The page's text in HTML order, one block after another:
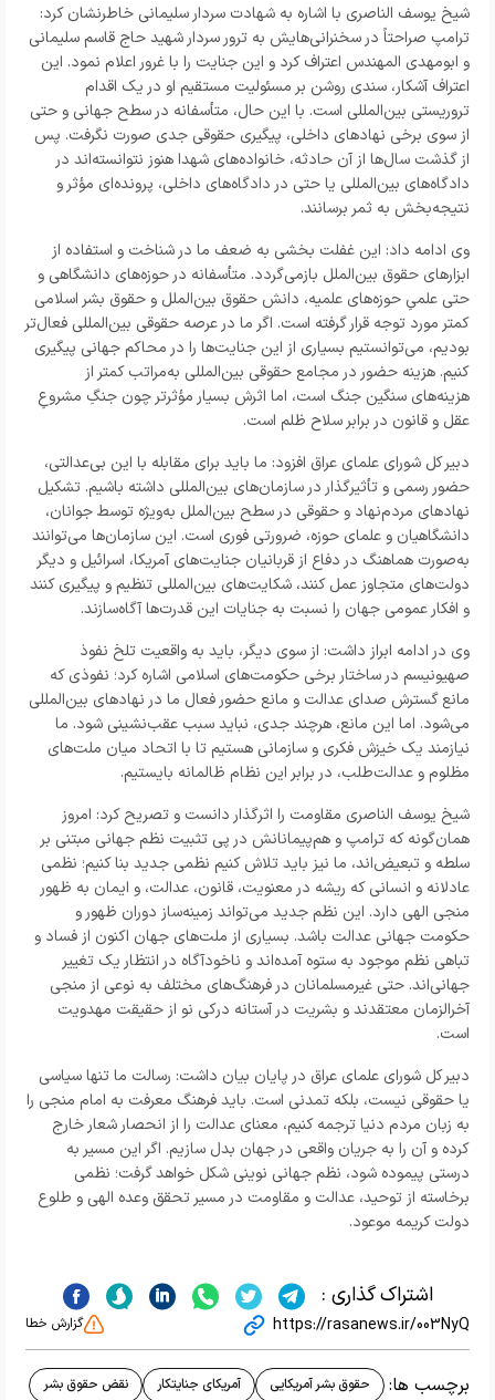
شیخ یوسف الناصری با اشاره به شهادت سردار سلیمانی خاطرنشان کرد:
ترامپ صراحتاً در سخنرانی‌هایش به ترور سردار شهید حاج قاسم سلیمانی
و ابومهدی المهندس اعتراف کرد و این جنایت را با غرور اعلام نمود. این
اعتراف آشکار، سندی روشن بر مسئولیت مستقیم او در یک اقدام
تروریستی بین‌المللی است. با این حال، متأسفانه در سطح جهانی و حتی
از سوی برخی نهادهای داخلی، پیگیری حقوقی جدی صورت نگرفت. پس
از گذشت سال‌ها از آن حادثه، خانواده‌های شهدا هنوز نتوانسته‌اند در
دادگاه‌های بین‌المللی یا حتی در دادگاه‌های داخلی، پرونده‌ای مؤثر و
نتیجه‌بخش به ثمر برسانند.
وی ادامه داد: این غفلت بخشی به ضعف ما در شناخت و استفاده از
ابزارهای حقوق بین‌الملل بازمی‌گردد. متأسفانه در حوزه‌های دانشگاهی و
حتی علمیِ حوزه‌های علمیه، دانش حقوق بین‌الملل و حقوق بشر اسلامی
کمتر مورد توجه قرار گرفته است. اگر ما در عرصه حقوقی بین‌المللی فعال‌تر
بودیم، می‌توانستیم بسیاری از این جنایت‌ها را در محاکم جهانی پیگیری
کنیم. هزینه حضور در مجامع حقوقی بین‌المللی به‌مراتب کمتر از
هزینه‌های سنگین جنگ است، اما اثرش بسیار مؤثرتر چون جنگِ مشروعِ
عقل و قانون در برابر سلاح ظلم است.
دبیر کل شورای علمای عراق افزود: ما باید برای مقابله با این بی‌عدالتی،
حضور رسمی و تأثیرگذار در سازمان‌های بین‌المللی داشته باشیم. تشکیل
نهادهای مردم‌نهاد و حقوقی در سطح بین‌الملل به‌ویژه توسط جوانان،
دانشگاهیان و علمای حوزه، ضرورتی فوری است. این سازمان‌ها می‌توانند
به‌صورت هماهنگ در دفاع از قربانیان جنایت‌های آمریکا، اسرائیل و دیگر
دولت‌های متجاوز عمل کنند، شکایت‌های بین‌المللی تنظیم و پیگیری کنند
و افکار عمومی جهان را نسبت به جنایات این قدرت‌ها آگاه‌سازند.
وی در ادامه ابراز داشت: از سوی دیگر، باید به واقعیت تلخ نفوذ
صهیونیسم در ساختار برخی حکومت‌های اسلامی اشاره کرد؛ نفوذی که
مانع گسترش صدای عدالت و مانع حضور فعال ما در نهادهای بین‌المللی
می‌شود. اما این مانع، هرچند جدی، نباید سبب عقب‌نشینی شود. ما
نیازمند یک خیزش فکری و سازمانی هستیم تا با اتحاد میان ملت‌های
مظلوم و عدالت‌طلب، در برابر این نظام ظالمانه بایستیم.
شیخ یوسف الناصری مقاومت را اثرگذار دانست و تصریح کرد: امروز
همان‌گونه که ترامپ و هم‌پیمانانش در پی تثبیت نظم جهانی مبتنی بر
سلطه و تبعیض‌اند، ما نیز باید تلاش کنیم نظمی جدید بنا کنیم؛ نظمی
عادلانه و انسانی که ریشه در معنویت، قانون، عدالت، و ایمان به ظهور
منجی الهی دارد. این نظم جدید می‌تواند زمینه‌ساز دوران ظهور و
حکومت جهانی عدالت باشد. بسیاری از ملت‌های جهان اکنون از فساد و
تباهی نظم موجود به ستوه آمده‌اند و ناخودآگاه در انتظار یک تغییر
جهانی‌اند. حتی غیرمسلمانان در فرهنگ‌های مختلف به نوعی از منجی
آخرالزمان معتقدند و بشریت در آستانه درکی نو از حقیقت مهدویت
است.
دبیر کل شورای علمای عراق در پایان بیان داشت: رسالت ما تنها سیاسی
یا حقوقی نیست، بلکه تمدنی است. باید فرهنگ معرفت به امام منجی را
به زبان مردم دنیا ترجمه کنیم، معنای عدالت را از انحصار شعار خارج
کرده و آن را به جریان واقعی در جهان بدل سازیم. اگر این مسیر به
درستی پیموده شود، نظم جهانی نوینی شکل خواهد گرفت؛ نظمی
برخاسته از توحید، عدالت و مقاومت در مسیر تحقق وعده الهی و طلوع
دولت کریمه موعود.
اشتراک گذاری :
https://rasanews.ir/003NyQ گزارش خطا
برچسب ها: حقوق بشر آمریکایی آمریکای جنایتکار نقض حقوق بشر